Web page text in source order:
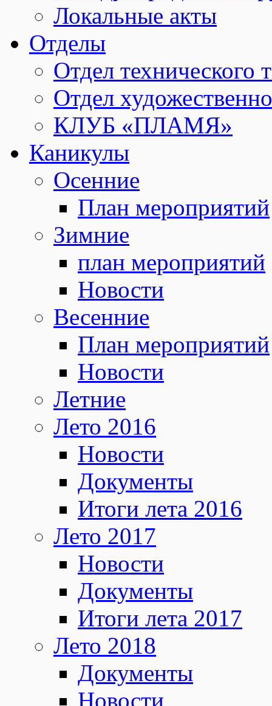
Локальные акты
Отделы
Отдел технического
Отдел
КЛУБ «ПЛАМЯ»
Каникулы
Осенние
План мероприятий
Зимние
план мероприятий
Новости
Весенние
План мероприятий
Новости
Летние
Лето 2016
Новости
Документы
Итоги лета 2016
Лето 2017
Новости
Документы
Итоги лета 2017
Лето 2018
Документы
Новости